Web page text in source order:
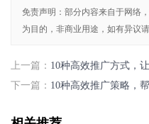
免责声明：部分内容来自于网络
为目的，非商业用途，如有异议
上一篇： 10种高效推广方式，
下一篇： 10种高效推广策略，